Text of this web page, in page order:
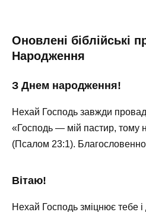
Оновлені біблійські
Народження
З Днем народження!
Нехай Господь завжди
«Господь — мій пастир, тому
(Псалом 23:1).
Вітаю!
Нехай Господь зміцнює тебе і